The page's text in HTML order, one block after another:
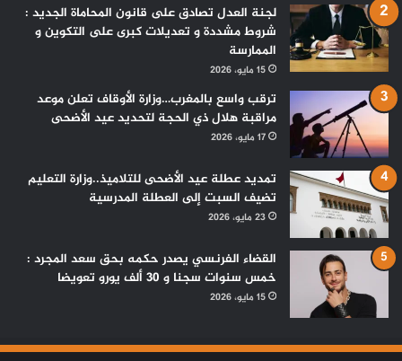
لجنة العدل تصادق على قانون المحاماة الجديد :
شروط مشددة و تعديلات كبرى على التكوين و
الممارسة
15 مايو، 2026
ترقب واسع بالمغرب…وزارة الأوقاف تعلن موعد
مراقبة هلال ذي الحجة لتحديد عيد الأضحى
17 مايو، 2026
تمديد عطلة عيد الأضحى للتلاميذ..وزارة التعليم
تضيف السبت إلى العطلة المدرسية
23 مايو، 2026
القضاء الفرنسي يصدر حكمه بحق سعد المجرد :
خمس سنوات سجنا و 30 ألف يورو تعويضا
15 مايو، 2026